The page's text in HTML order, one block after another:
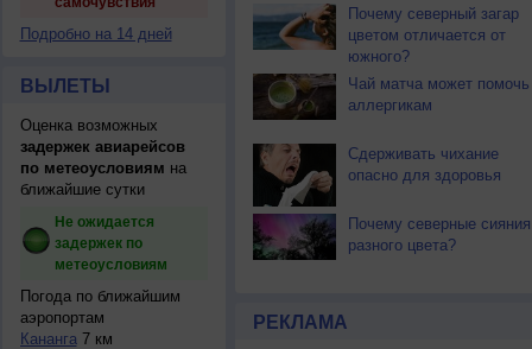
Подробно на 14 дней
ВЫЛЕТЫ
Оценка возможных
задержек авиарейсов
по метеоусловиям на
ближайшие сутки
Не ожидается
задержек по
метеоусловиям
Погода по ближайшим
аэропортам
Кананга7 км
Почему северный загар
цветом отличается от
южного?
Чай матча может помочь
аллергикам
Сдерживать чихание
опасно для здоровья
Почему северные сияния
разного цвета?
РЕКЛАМА